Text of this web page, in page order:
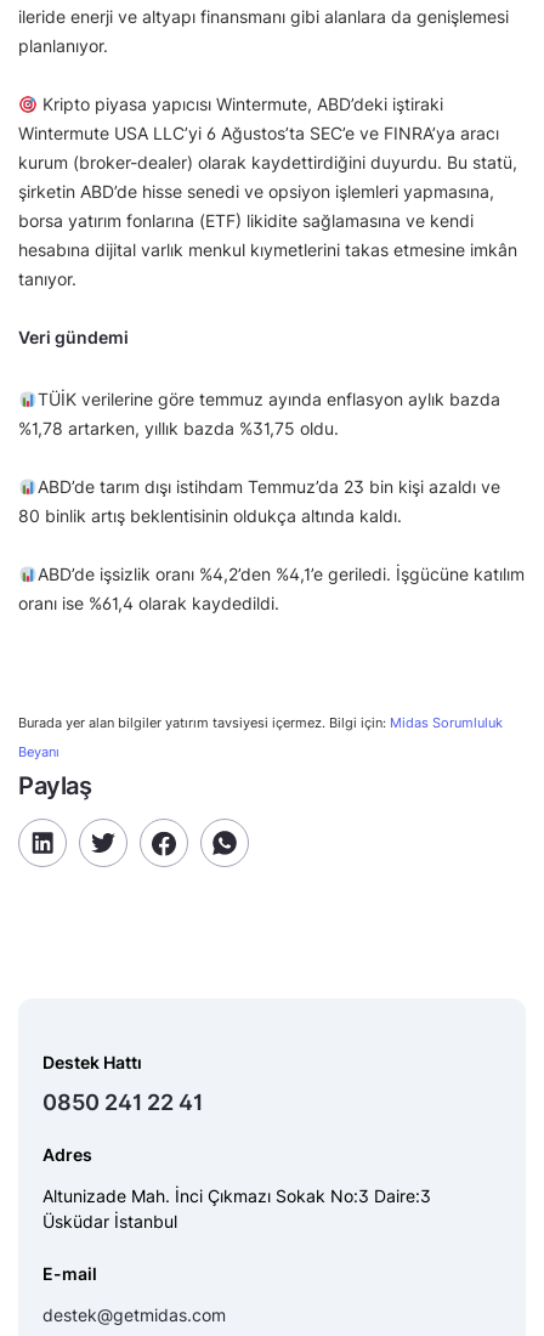
ileride enerji ve altyapı finansmanı gibi alanlara da genişlemesi
planlanıyor.
Kripto piyasa yapıcısı Wintermute, ABD’deki iştiraki
Wintermute USA LLC’yi 6 Ağustos’ta SEC’e ve FINRA’ya aracı
kurum (broker-dealer) olarak kaydettirdiğini duyurdu. Bu statü,
şirketin ABD’de hisse senedi ve opsiyon işlemleri yapmasına,
borsa yatırım fonlarına (ETF) likidite sağlamasına ve kendi
hesabına dijital varlık menkul kıymetlerini takas etmesine imkân
tanıyor.
Veri gündemi
TÜİK verilerine göre temmuz ayında enflasyon aylık bazda
%1,78 artarken, yıllık bazda %31,75 oldu.
ABD’de tarım dışı istihdam Temmuz’da 23 bin kişi azaldı ve
80 binlik artış beklentisinin oldukça altında kaldı.
ABD’de işsizlik oranı %4,2’den %4,1’e geriledi. İşgücüne katılım
oranı ise %61,4 olarak kaydedildi.
Burada yer alan bilgiler yatırım tavsiyesi içermez. Bilgi için: Midas Sorumluluk
Beyanı
Paylaş
Destek Hattı
0850 241 22 41
Adres
Altunizade Mah. İnci Çıkmazı Sokak No:3 Daire:3
Üsküdar İstanbul
E-mail
destek@getmidas.com